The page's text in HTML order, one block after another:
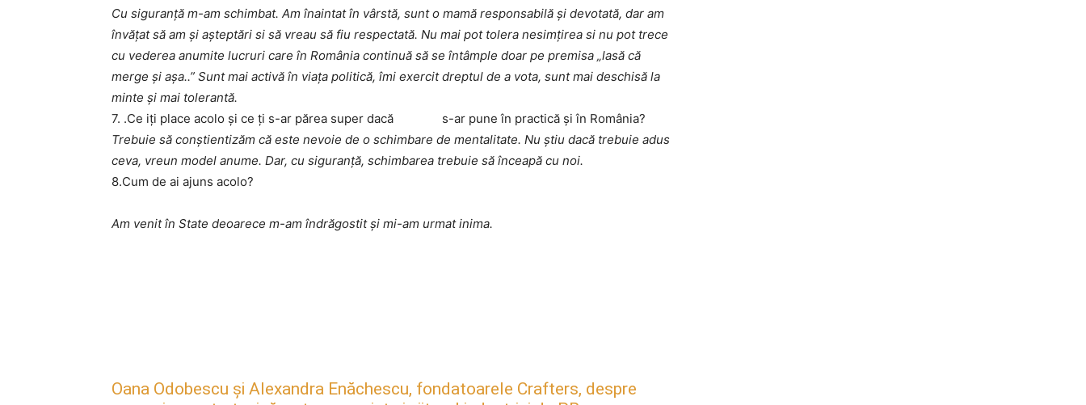
Cu siguranță m-am schimbat. Am înaintat în vârstă, sunt o mamă responsabilă și devotată, dar am
învățat să am și așteptări si să vreau să fiu respectată. Nu mai pot tolera nesimțirea si nu pot trece
cu vederea anumite lucruri care în România continuă să se întâmple doar pe premisa „lasă că
merge și așa..” Sunt mai activă în viața politică, îmi exercit dreptul de a vota, sunt mai deschisă la
minte și mai tolerantă.
7. .Ce iţi place acolo şi ce ţi s-ar părea super dacă s-ar pune în practică şi în România?
Trebuie să conștientizăm că este nevoie de o schimbare de mentalitate. Nu știu dacă trebuie adus
ceva, vreun model anume. Dar, cu siguranță, schimbarea trebuie să înceapă cu noi.
8.Cum de ai ajuns acolo?
Am venit în State deoarece m-am îndrăgostit și mi-am urmat inima.
Oana Odobescu și Alexandra Enăchescu, fondatoarele Crafters, despre